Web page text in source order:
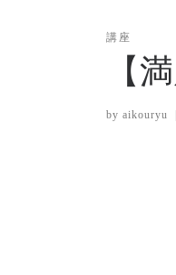
講座
【
by aikouryu